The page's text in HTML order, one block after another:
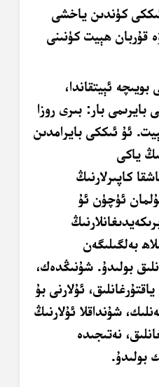
كۈندىن ياخشى
قۇربان ھېيت كۈنىنى
ئېيتقاندا،
بايرىمى بار: بىرى روزا
ئۇ ئىككى بايرامدىن
ياكى
كاپىرلارنىڭ
ئۈچۈن ئۇ
بەلگىلىگەن
بولىدۇ. شۇنىڭدەك،
ئۇلارنى بۇ
شۇنداقلا ئۇلارنىڭ
نەتىجىدە
بولىدۇ.